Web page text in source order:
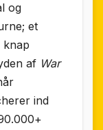
og
et
knap
af War
ind